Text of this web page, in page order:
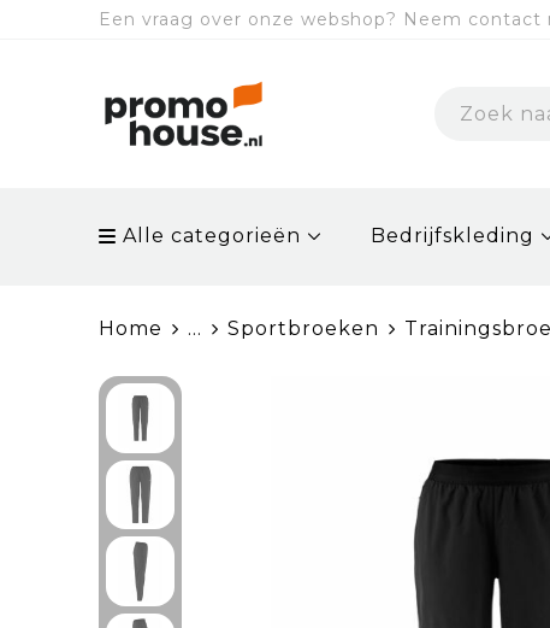
Een vraag over onze webshop? Neem
Alle categorieën Bedrijfskleding
Home ... Sportbroeken